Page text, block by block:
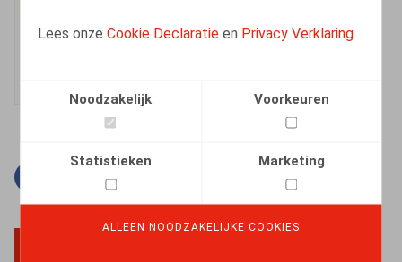
Lees onzeCookie Declaratie en Privacy Verklaring
Noodzakelijk Voorkeuren
Statistieken Marketing
ALLEEN NOODZAKELIJKE COOKIES
Senior Associate
Facebook
TwitterLinkedin